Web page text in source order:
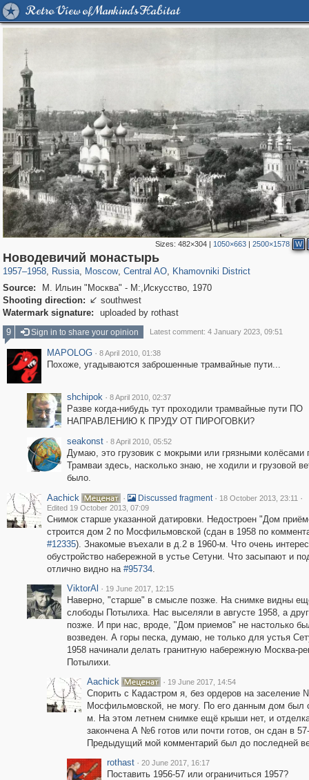
Retro View of Mankind's Habitat
Sizes:482×304 | 1050×663 |2500×1578 W
Новодевичий монастырь
1957–1958, Russia
1,406,258 29,243
, Moscow
319,780 8,286
, Central AO
159,978 5,916
, Khamovniki District
Source:
М. Ильин "Москва" - М:,Искусство, 1970
Shooting direction:  southwest
Watermark signature:
uploaded by rothast
9
Sign in to share your opinion Latest comment: 4 January 2023, 09:51
MAPOLOG · 8 April 2010, 01:38
Похоже, угадываются заброшенные трамвайные пути...
shchipok · 8 April 2010, 02:37
Разве когда-нибудь тут проходили трамвайные пути ПО
НАПРАВЛЕНИЮ К ПРУДУ ОТ ПИРОГОВКИ?
seakonst · 8 April 2010, 05:52
Думаю, это грузовик с мокрыми или грязными колёсами
Трамваи здесь, насколько знаю, не ходили и грузовой
было.
Aachick
· Discussed fragment · 18 October 2013, 23:11 ·
Edited 19 October 2013, 07:09
Снимок старше указанной датировки. Недостроен "Дом
строится дом 2 по Мосфильмовской (сдан в 1958 по
#12335). Знакомые въехали в д.2 в 1960-м. Что очень
обустройство набережной в устье Сетуни. Что засыпают и
отлично видно на #95734.
ViktorAl · 19 June 2017, 12:15
Наверно, "старше" в смысле позже. На снимке видны
слободы Потылиха. Нас выселяли в августе 1958, а
позже. И при нас, вроде, "Дом приемов" не настолько
возведен. А горы песка, думаю, не только для устья
1958 начинали делать гранитную набережную Москва-
Потылихи.
Aachick
· 19 June 2017, 14:54
Спорить с Кадастром я, без ордеров на заселение
Мосфильмовской, не могу. По его данным дом был
м. На этом летнем снимке ещё крыши нет, и
закончена А №6 готов или почти готов, он сдан в
Предыдущий мой комментарий был до последней
rothast · 20 June 2017, 16:17
Поставить 1956-57 или ограничиться 1957?